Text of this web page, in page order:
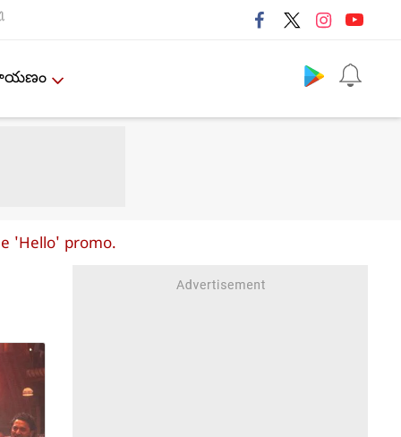
'Hello' promo.